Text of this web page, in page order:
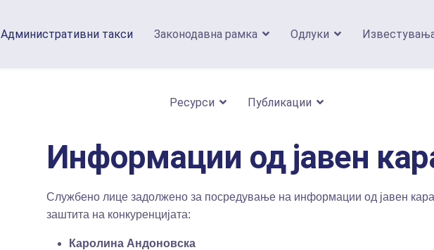
Административни такси Законодавна рамка Одлуки
Ресурси Публикации
Информации од јавен
Службено лице задолжено за посредување на информации од јавен
заштита на конкуренцијата:
Каролина Андоновска